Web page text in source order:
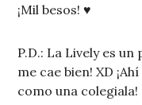
¡Mil besos! ♥
P.D.: La Lively es
me cae bien! XD
como una colegiala!